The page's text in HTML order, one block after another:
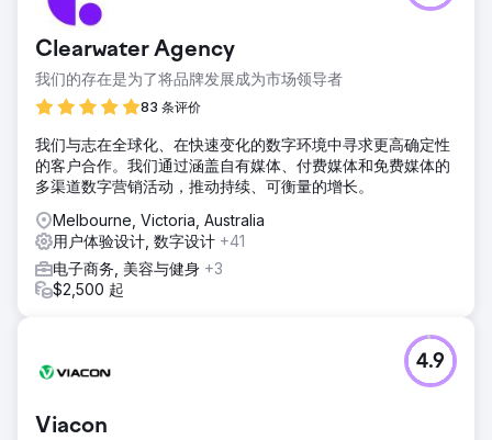
Clearwater Agency
我们的存在是为了将品牌发展成为市场领导者
83 条评价
我们与志在全球化、在快速变化的数字环境中寻求更高确定性
的客户合作。我们通过涵盖自有媒体、付费媒体和免费媒体的
多渠道数字营销活动，推动持续、可衡量的增长。
Melbourne, Victoria, Australia
用户体验设计, 数字设计 +41
电子商务, 美容与健身 +3
$2,500 起
Viacon
4.9